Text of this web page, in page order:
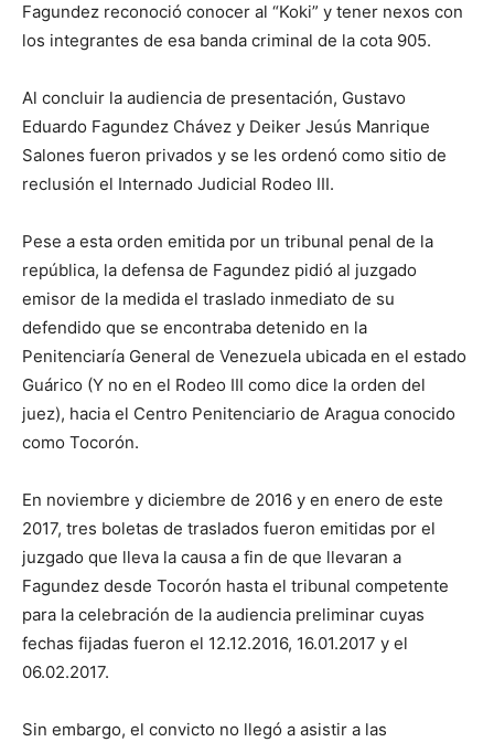
Fagundez reconoció conocer al “Koki” y tener nexos con
los integrantes de esa banda criminal de la cota 905.
Al concluir la audiencia de presentación, Gustavo
Eduardo Fagundez Chávez y Deiker Jesús Manrique
Salones fueron privados y se les ordenó como sitio de
reclusión el Internado Judicial Rodeo III.
Pese a esta orden emitida por un tribunal penal de la
república, la defensa de Fagundez pidió al juzgado
emisor de la medida el traslado inmediato de su
defendido que se encontraba detenido en la
Penitenciaría General de Venezuela ubicada en el estado
Guárico (Y no en el Rodeo III como dice la orden del
juez), hacia el Centro Penitenciario de Aragua conocido
como Tocorón.
En noviembre y diciembre de 2016 y en enero de este
2017, tres boletas de traslados fueron emitidas por el
juzgado que lleva la causa a fin de que llevaran a
Fagundez desde Tocorón hasta el tribunal competente
para la celebración de la audiencia preliminar cuyas
fechas fijadas fueron el 12.12.2016, 16.01.2017 y el
06.02.2017.
Sin embargo, el convicto no llegó a asistir a las